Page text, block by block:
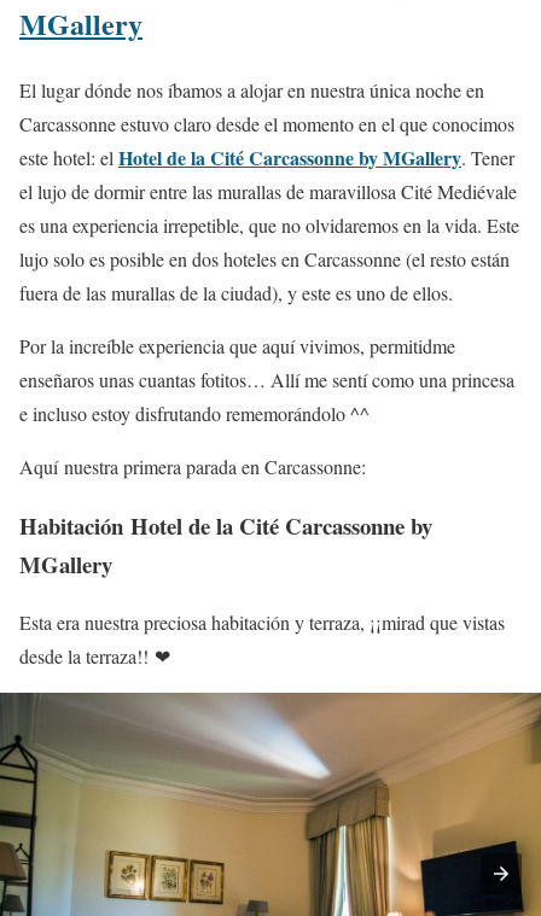
MGallery
El lugar dónde nos íbamos a alojar en nuestra única noche en
Carcassonne estuvo claro desde el momento en el que conocimos
este hotel: el Hotel de la Cité Carcassonne by MGallery. Tener
el lujo de dormir entre las murallas de maravillosa Cité Mediévale
es una experiencia irrepetible, que no olvidaremos en la vida. Este
lujo solo es posible en dos hoteles en Carcassonne (el resto están
fuera de las murallas de la ciudad), y este es uno de ellos.
Por la increíble experiencia que aquí vivimos, permitidme
enseñaros unas cuantas fotitos… Allí me sentí como una princesa
e incluso estoy disfrutando rememorándolo ^^
Aquí nuestra primera parada en Carcassonne:
Habitación Hotel de la Cité Carcassonne by
MGallery
Esta era nuestra preciosa habitación y terraza, ¡¡mirad que vistas
desde la terraza!! ❤